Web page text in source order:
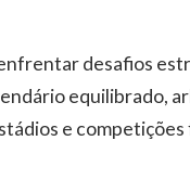
desafios
equilibrado,
e